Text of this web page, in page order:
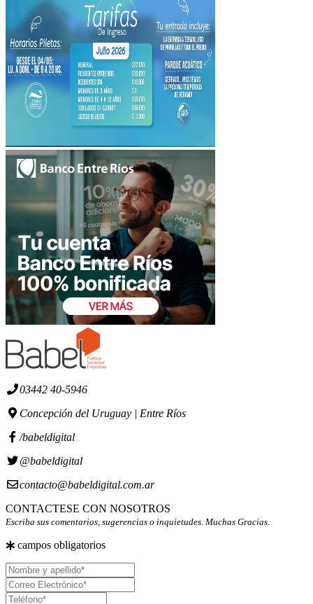
03442 40-5946
Concepción del Uruguay | Entre Ríos
/babeldigital
@babeldigital
contacto@babeldigital.com.ar
CONTACTESE CON NOSOTROS
Escriba sus comentarios, sugerencias o inquietudes. Muchas Gracias.
campos obligatorios
Nombre
y
apellido
Correo
Electrónico
Teléfono